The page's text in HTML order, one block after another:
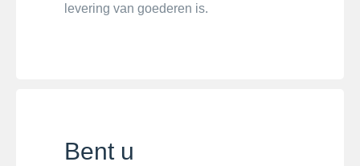
levering van goederen is.
Bent u